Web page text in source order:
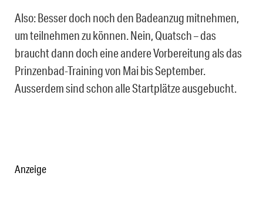
Also: Besser doch noch den Badeanzug mitnehmen,
um teilnehmen zu können. Nein, Quatsch – das
braucht dann doch eine andere Vorbereitung als das
Prinzenbad-Training von Mai bis September.
Ausserdem sind schon alle Startplätze ausgebucht.
Anzeige